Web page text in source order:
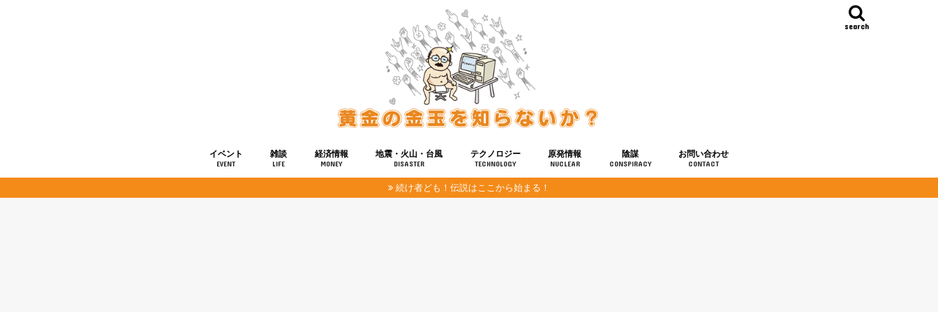
search
イベント
EVENT
雑談
LIFE
経済情報
MONEY
地震・火山・台風
DISASTER
テクノロジー
TECHNOLOGY
健康
宇宙
原発情報
NUCLEAR
陰謀
CONSPIRACY
お問い合わせ
CONTACT
続け者ども！伝説はここから始まる！